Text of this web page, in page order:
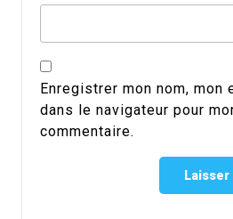
Enregistrer mon nom, mon
dans le navigateur pour
commentaire.